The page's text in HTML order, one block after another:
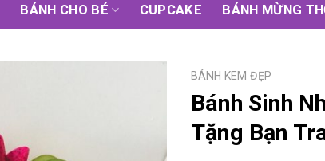
BÁNH CHO BÉ CUPCAKE BÁNH MỪNG
BÁNH KEM ĐẸP
Bánh Sinh
Tặng Bạn